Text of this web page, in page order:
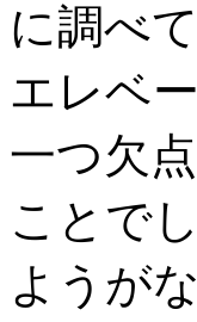
に調べ
エレベ
一つ欠
ことで
ようが